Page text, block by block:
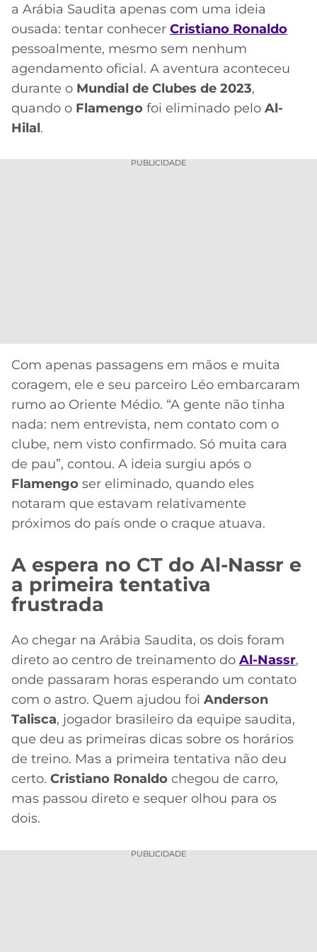
ONLINE
2026
GRÊMIO
ATLÉTICO
MG
LALIGA
a Arábia Saudita apenas com uma ideia
ousada: tentar conhecer Cristiano Ronaldo
pessoalmente, mesmo sem nenhum
agendamento oficial. A aventura aconteceu
durante o Mundial de Clubes de 2023,
quando o Flamengo foi eliminado pelo Al-
Hilal.
PUBLICIDADE
Com apenas passagens em mãos e muita
coragem, ele e seu parceiro Léo embarcaram
rumo ao Oriente Médio. “A gente não tinha
nada: nem entrevista, nem contato com o
clube, nem visto confirmado. Só muita cara
de pau”, contou. A ideia surgiu após o
Flamengo ser eliminado, quando eles
notaram que estavam relativamente
próximos do país onde o craque atuava.
A espera no CT do Al-Nassr e
a primeira tentativa
frustrada
Ao chegar na Arábia Saudita, os dois foram
direto ao centro de treinamento do Al-Nassr,
onde passaram horas esperando um contato
com o astro. Quem ajudou foi Anderson
Talisca, jogador brasileiro da equipe saudita,
que deu as primeiras dicas sobre os horários
de treino. Mas a primeira tentativa não deu
certo. Cristiano Ronaldo chegou de carro,
mas passou direto e sequer olhou para os
dois.
PUBLICIDADE